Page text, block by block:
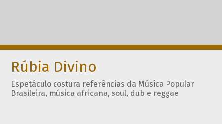
Rúbia Divino
Espetáculo costura referências da Música Popular
Brasileira, música africana, soul, dub e reggae